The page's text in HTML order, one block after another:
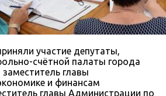
участие депутаты,
счётной палаты города
главы
и финансам
главы Администрации по